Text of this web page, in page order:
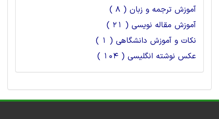
آموزش ترجمه و زبان ( 8 )
آموزش مقاله نویسی ( 21 )
نکات و آموزش دانشگاهی ( 1 )
عکس نوشته انگلیسی ( 104 )